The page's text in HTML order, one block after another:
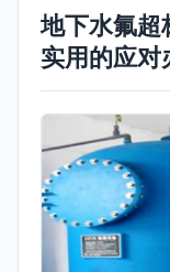
地下水氟超
实用的应对